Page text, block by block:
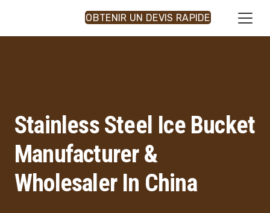
OBTENIR UN DEVIS RAPIDE
Stainless Steel Ice Bucket
Manufacturer &
Wholesaler In China